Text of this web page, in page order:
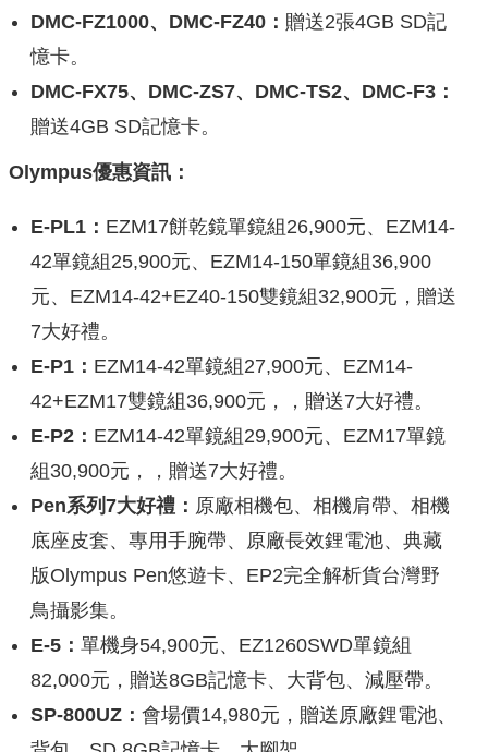
DMC-FZ1000、DMC-FZ40： 贈送2張4GB SD記
憶卡。
DMC-FX75、DMC-ZS7、DMC-TS2、DMC-F3：
贈送4GB SD記憶卡。
Olympus優惠資訊：
E-PL1： EZM17餅乾鏡單鏡組26,900元、EZM14-
42單鏡組25,900元、EZM14-150單鏡組36,900
元、EZM14-42+EZ40-150雙鏡組32,900元，贈送
7大好禮。
E-P1： EZM14-42單鏡組27,900元、EZM14-
42+EZM17雙鏡組36,900元，，贈送7大好禮。
E-P2： EZM14-42單鏡組29,900元、EZM17單鏡
組30,900元，，贈送7大好禮。
Pen系列7大好禮： 原廠相機包、相機肩帶、相機
底座皮套、專用手腕帶、原廠長效鋰電池、典藏
版Olympus Pen悠遊卡、EP2完全解析貨台灣野
鳥攝影集。
E-5： 單機身54,900元、EZ1260SWD單鏡組
82,000元，贈送8GB記憶卡、大背包、減壓帶。
SP-800UZ： 會場價14,980元，贈送原廠鋰電池、